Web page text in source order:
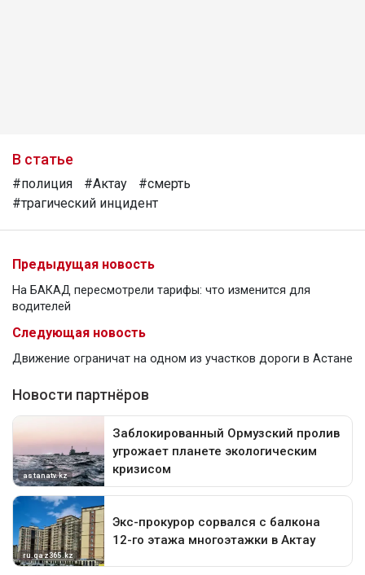
В статье
#полиция #Актау
#смерть
#трагический инцидент
Предыдущая новость
На БАКАД пересмотрели тарифы: что изменится для
водителей
Следующая новость
Движение ограничат на одном из участков дороги в Астане